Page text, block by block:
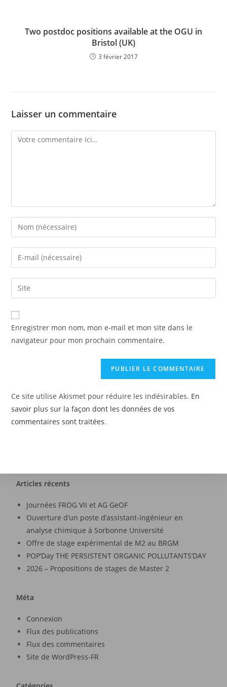
Two postdoc positions available at the OGU in
Bristol (UK)
3 février 2017
Laisser un commentaire
Enregistrer mon nom, mon e-mail et mon site dans le
navigateur pour mon prochain commentaire.
Ce site utilise Akismet pour réduire les indésirables. En
savoir plus sur la façon dont les données de vos
commentaires sont traitées.
Articles récents
Journées FROG VII et AG GeOF
Ouverture d’un poste d’assistant-ingénieur en
analyse chimique à Sorbonne Université
Offre de stage expérimental de M2 au BRGM
POP’Day THE PERSISTENT ORGANIC POLLUTANTS’DAY
2026 – Propositions de stages de Master 2
Méta
Connexion
Flux des publications
Flux des commentaires
Site de WordPress-FR